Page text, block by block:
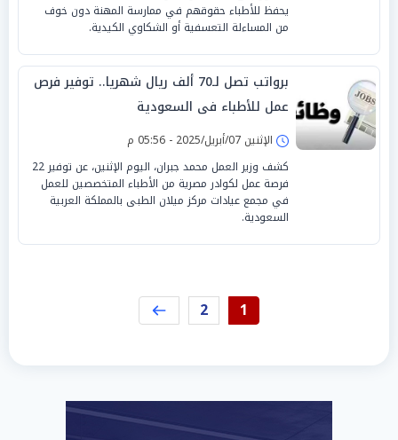
يحفظ للأطباء حقوقهم في ممارسة المهنة دون خوف
من المساءلة التعسفية أو الشكاوي الكيدية.
برواتب تصل لـ70 ألف ريال شهريا.. توفير فرص
عمل للأطباء فى السعودية
الإثنين 07/أبريل/2025 - 05:56 م
كشف وزير العمل محمد جبران، اليوم الإثنين، عن توفير 22
فرصة عمل لكوادر مصرية من الأطباء المتخصصين للعمل
في مجمع عيادات مركز ميلان الطبى بالمملكة العربية
السعودية.
1
2